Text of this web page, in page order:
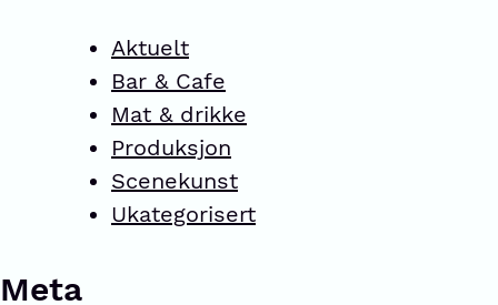
Aktuelt
Bar & Cafe
Mat & drikke
Produksjon
Scenekunst
Ukategorisert
Meta